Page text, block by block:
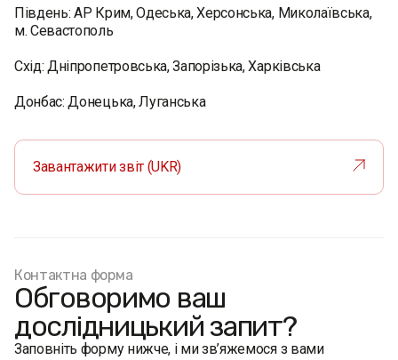
Південь: АР Крим, Одеська, Херсонська, Миколаївська,
м. Севастополь
Схід: Дніпропетровська, Запорізька, Харківська
Донбас: Донецька, Луганська
Завантажити звіт (UKR)
Контактна форма
Обговоримо ваш
дослідницький запит?
Заповніть форму нижче, і ми зв’яжемося з вами